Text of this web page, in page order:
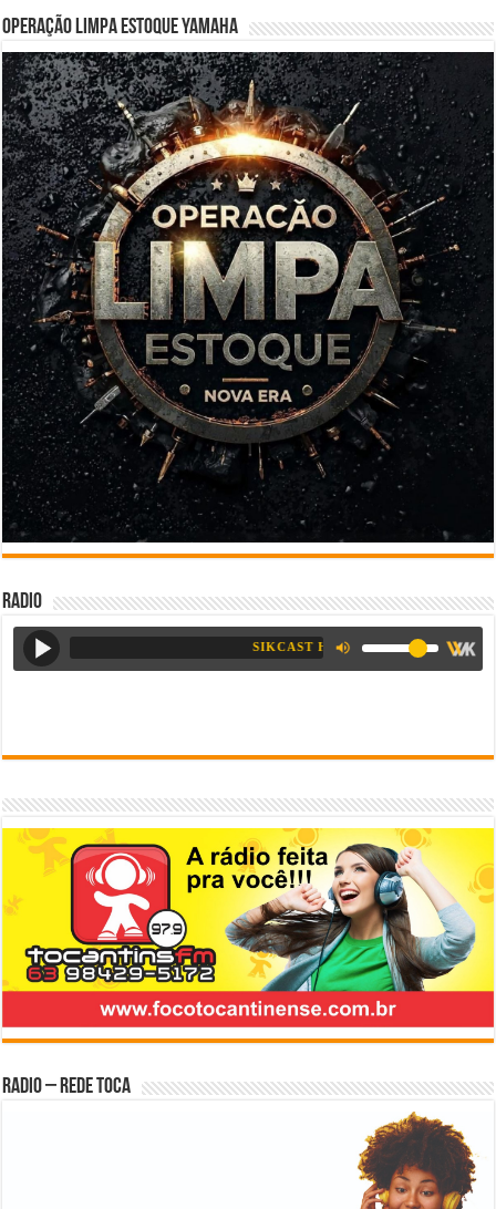
Operação Limpa Estoque Yamaha
Radio
Radio – Rede Toca